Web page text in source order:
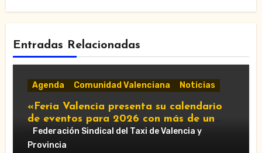
Entradas Relacionadas
Agenda Comunidad Valenciana Noticias
«Feria Valencia presenta su calendario
de eventos para 2026 con más de un
centenar de citas»
Federación Sindical del Taxi de Valencia y
Provincia